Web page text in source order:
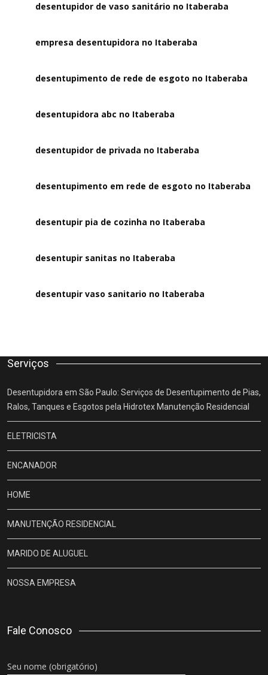
desentupidor de vaso sanitário no Itaberaba
empresa desentupidora no Itaberaba
desentupimento de rede de esgoto no Itaberaba
desentupidora abc no Itaberaba
desentupidor de privada no Itaberaba
desentupimento em rede de esgoto no Itaberaba
desentupir pia de cozinha no Itaberaba
desentupir sanitas no Itaberaba
desentupir vaso sanitario no Itaberaba
Serviços
Desentupidora em São Paulo: Serviços de Desentupimento de Pias,
Ralos, Tanques e Esgotos pela Hidrotex Manutenção Residencial
ELETRICISTA
ENCANADOR
HOME
MANUTENÇÃO RESIDENCIAL
MARIDO DE ALUGUEL
NOSSA EMPRESA
Fale Conosco
Seu nome (obrigatório)